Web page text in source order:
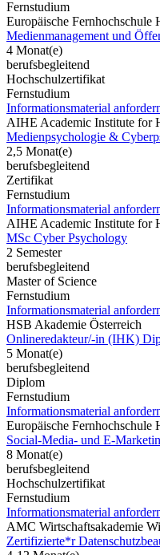
Fernstudium
Europäische Fernhochschule
Medienmanagement und
4 Monat(e)
berufsbegleitend
Hochschulzertifikat
Fernstudium
Informationsmaterial
AIHE Academic Institute for
Medienpsychologie &
2,5 Monat(e)
berufsbegleitend
Zertifikat
Fernstudium
Informationsmaterial
AIHE Academic Institute for
MSc Cyber Psychology
2 Semester
berufsbegleitend
Master of Science
Fernstudium
Informationsmaterial
HSB Akademie Österreich
Onlineredakteur/-in (IHK)
5 Monat(e)
berufsbegleitend
Diplom
Fernstudium
Informationsmaterial
Europäische Fernhochschule
Social-Media- und E-
8 Monat(e)
berufsbegleitend
Hochschulzertifikat
Fernstudium
Informationsmaterial
AMC Wirtschaftsakademie
Zertifizierte*r